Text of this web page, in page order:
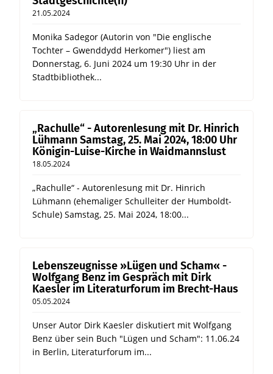
21.05.2024
Monika Sadegor (Autorin von "Die englische
Tochter – Gwenddydd Herkomer") liest am
Donnerstag, 6. Juni 2024 um 19:30 Uhr in der
Stadtbibliothek...
„Rachulle“ - Autorenlesung mit Dr. Hinrich
Lühmann Samstag, 25. Mai 2024, 18:00 Uhr
Königin-Luise-Kirche in Waidmannslust
18.05.2024
„Rachulle“ - Autorenlesung mit Dr. Hinrich
Lühmann (ehemaliger Schulleiter der Humboldt-
Schule) Samstag, 25. Mai 2024, 18:00...
Lebenszeugnisse »Lügen und Scham« -
Wolfgang Benz im Gespräch mit Dirk
Kaesler im Literaturforum im Brecht-Haus
05.05.2024
Unser Autor Dirk Kaesler diskutiert mit Wolfgang
Benz über sein Buch "Lügen und Scham": 11.06.24
in Berlin, Literaturforum im...